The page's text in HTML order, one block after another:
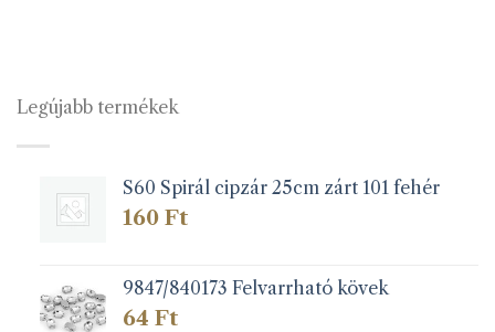
Legújabb termékek
S60 Spirál cipzár 25cm zárt 101 fehér
160 Ft
9847/840173 Felvarrható kövek
64 Ft